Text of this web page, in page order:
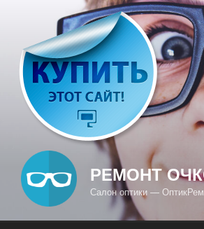
содержимому
РЕМОНТ
Салон оптики —